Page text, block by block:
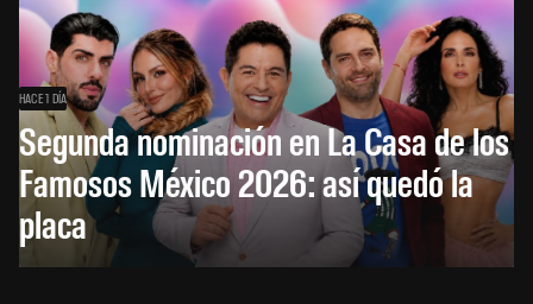
HACE 1 DÍA
Segunda nominación en La Casa de los
Famosos México 2026: así quedó la
placa